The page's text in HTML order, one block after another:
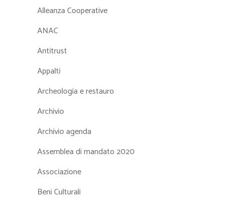
Alleanza Cooperative
ANAC
Antitrust
Appalti
Archeologia e restauro
Archivio
Archivio agenda
Assemblea di mandato 2020
Associazione
Beni Culturali